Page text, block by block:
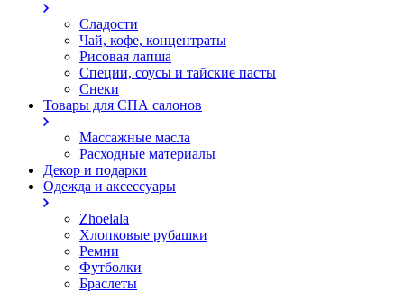
Сладости
Чай, кофе, концентраты
Рисовая лапша
Специи, соусы и тайские пасты
Снеки
Товары для СПА салонов
Массажные масла
Расходные материалы
Декор и подарки
Одежда и аксессуары
Zhoelala
Хлопковые рубашки
Ремни
Футболки
Браслеты